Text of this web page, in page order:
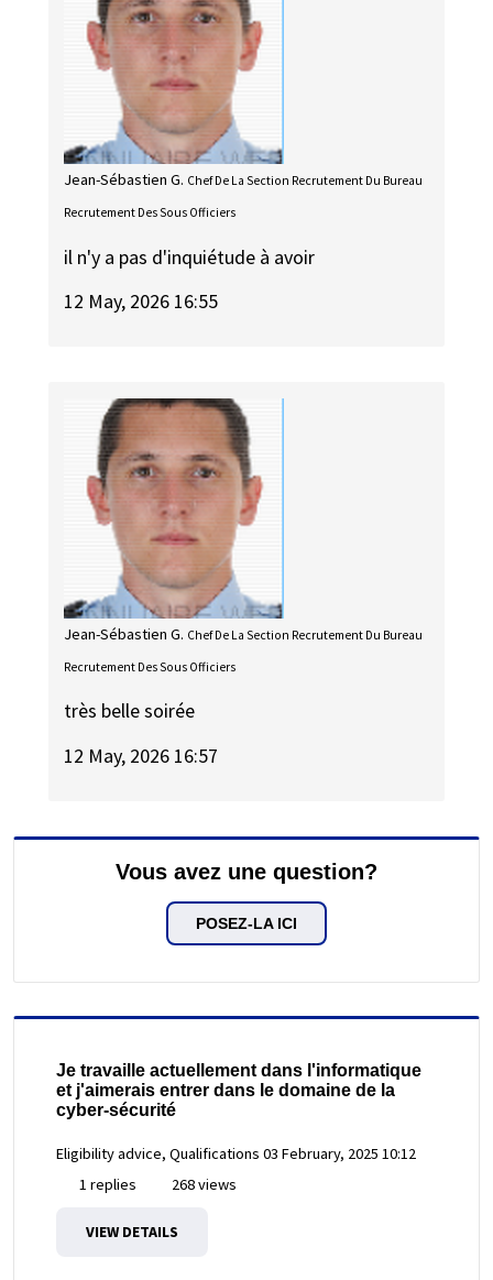
Jean-Sébastien G. Chef De La Section Recrutement Du Bureau
Recrutement Des Sous Officiers
il n'y a pas d'inquiétude à avoir
12 May, 2026 16:55
Jean-Sébastien G. Chef De La Section Recrutement Du Bureau
Recrutement Des Sous Officiers
très belle soirée
12 May, 2026 16:57
Vous avez une question?
POSEZ-LA ICI
Je travaille actuellement dans l'informatique
et j'aimerais entrer dans le domaine de la
cyber-sécurité
Eligibility advice, Qualifications 03 February, 2025 10:12
1 replies
268 views
VIEW DETAILS